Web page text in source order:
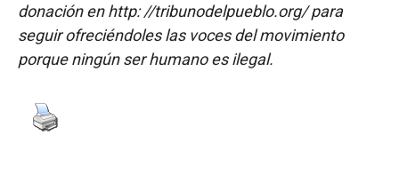
donación en http: //tribunodelpueblo.org/ para
seguir ofreciéndoles las voces del movimiento
porque ningún ser humano es ilegal.